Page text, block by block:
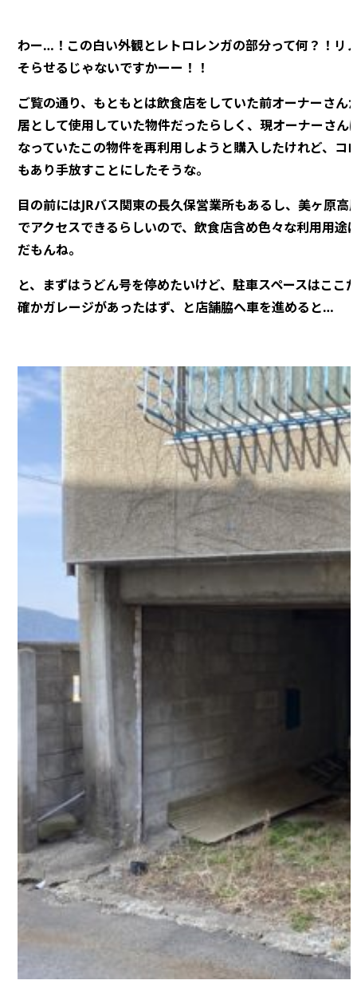
わー…！この白い外観とレトロレンガの部分って何？！リ
そらせるじゃないですかーー！！
ご覧の通り、もともとは飲食店をしていた前オーナーさん
居として使用していた物件だったらしく、現オーナーさん
なっていたこの物件を再利用しようと購入したけれど、コ
もあり手放すことにしたそうな。
目の前にはJRバス関東の長久保営業所もあるし、美ヶ原高
でアクセスできるらしいので、飲食店含め色々な利用用途
だもんね。
と、まずはうどん号を停めたいけど、駐車スペースはここ
確かガレージがあったはず、と店舗脇へ車を進めると…